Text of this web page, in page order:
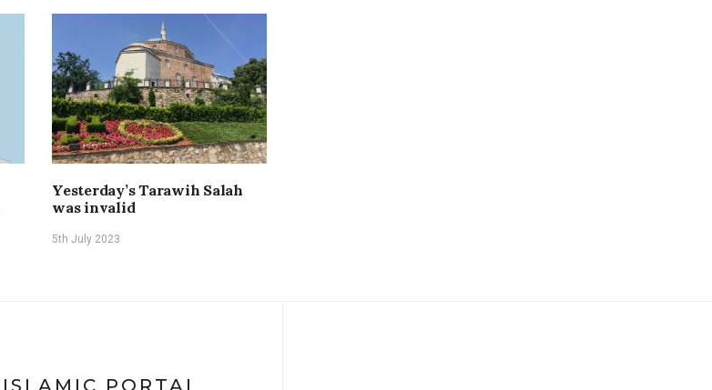
Yesterday’s Tarawih Salah
was invalid
5th July 2023
ISLAMIC PORTAL